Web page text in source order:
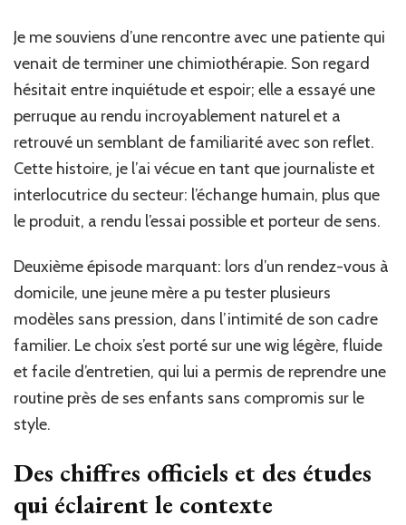
Je me souviens d’une rencontre avec une patiente qui
venait de terminer une chimiothérapie. Son regard
hésitait entre inquiétude et espoir; elle a essayé une
perruque au rendu incroyablement naturel et a
retrouvé un semblant de familiarité avec son reflet.
Cette histoire, je l’ai vécue en tant que journaliste et
interlocutrice du secteur: l’échange humain, plus que
le produit, a rendu l’essai possible et porteur de sens.
Deuxième épisode marquant: lors d’un rendez-vous à
domicile, une jeune mère a pu tester plusieurs
modèles sans pression, dans l’intimité de son cadre
familier. Le choix s’est porté sur une wig légère, fluide
et facile d’entretien, qui lui a permis de reprendre une
routine près de ses enfants sans compromis sur le
style.
Des chiffres officiels et des études
qui éclairent le contexte